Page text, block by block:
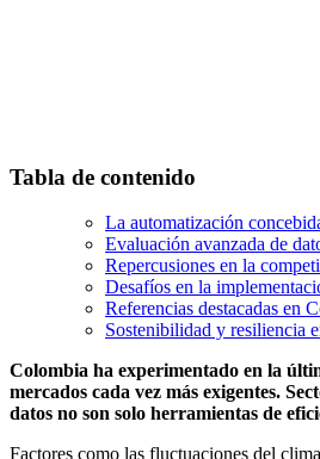
Tabla de contenido
La automatización
Evaluación avanzada de
Repercusiones en la
Desafíos en la
Referencias destacadas en
Sostenibilidad y resiliencia
Colombia ha experimentado en la
mercados cada vez más exigentes.
datos no son solo herramientas de
Factores como las fluctuaciones del